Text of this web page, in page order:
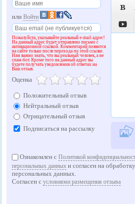
илиВойти
Пожалуйста, указывайте реальный e-mail адрес!
На данный адрес будет отправлено письмо с
активационной ссылкой. Комментарий появится
на сайте только после перехода по этой ссылке.
Нам важно знать, что вы реальный человек, а не
спам-бот. Кроме того на данный адрес вы
будете получать уведомления об ответах на
Ваш отзыв.
Оценка
Положительный отзыв
Нейтральный отзыв
Отрицательный отзыв
Подписаться на рассылку


Ознакомлен сПолитикой
персональных данных и согласен на
персональных данных.
Согласен сусловиями размещения отзыва